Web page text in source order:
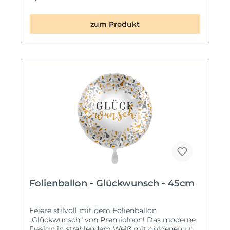
jede Feier und jedes Fotoshooting zu etwas
Folienballon Fröhliches Emoji mit schwarzem
Doktorhut Ideal für Prüfungsabschlüsse &
einfach befüllen & fertig
zum Produkt
Folienballon - Glückwunsch - 45cm
Feiere stilvoll mit dem Folienballon
„Glückwunsch“ von Premioloon! Das moderne